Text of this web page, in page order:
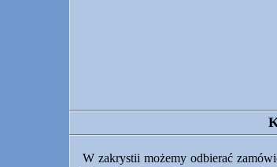
W zakrystii możemy odbierać